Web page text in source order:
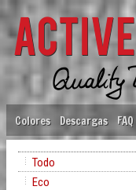
Colores Descargas FAQ
Todo
Eco